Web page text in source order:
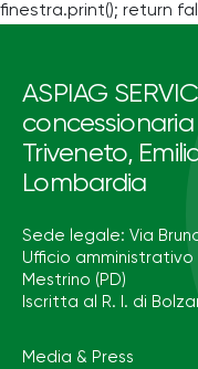
finestra.print(); return
ASPIAG
Triveneto,
Lombardia
Sede legale: Via
Ufficio amministrativo
Mestrino (PD)
Iscritta al R. I. di
Media & Press